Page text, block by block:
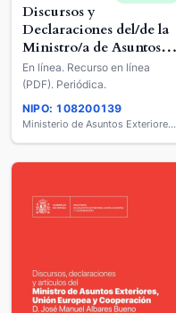
Discursos y
Declaraciones del/de la
Ministro/a de Asuntos
Exteriores y de
Cooperación
En línea. Recurso en línea
(PDF). Periódica.
NIPO: 108200139
Ministerio de Asuntos Exteriores, Unión Europea y Cooperación